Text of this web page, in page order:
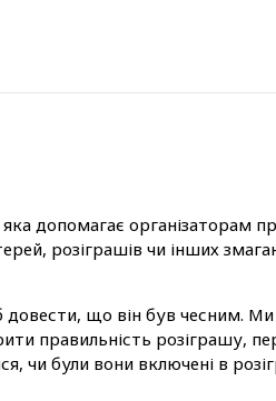
допомагає організаторам
розіграшів чи інших
що він був чесним.
правильність розіграшу,
чи були вони включені в